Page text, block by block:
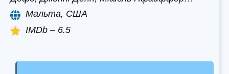
Мальта, США
IMDb – 6.5